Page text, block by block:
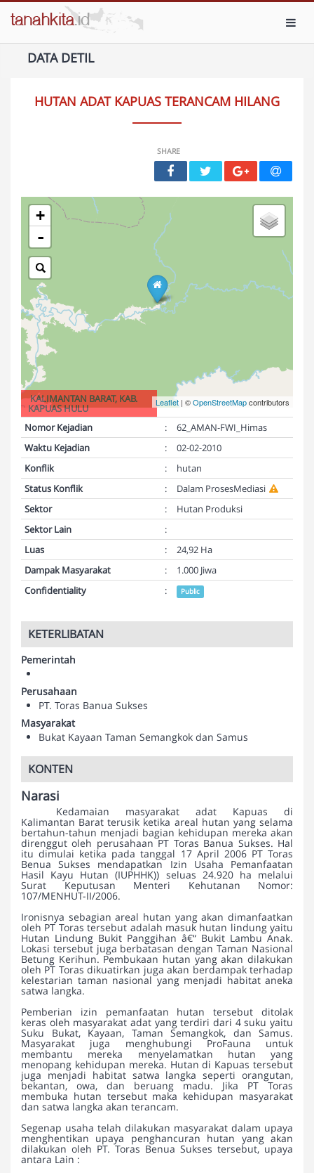
DATA DETIL
HUTAN ADAT KAPUAS TERANCAM HILANG
SHARE
+
-
Leaflet | ©OpenStreetMapcontributors
KALIMANTAN BARAT, KAB.
KAPUAS HULU
Nomor Kejadian
:
62_AMAN-FWI_Himas
Waktu Kejadian
:
02-02-2010
Konflik
:
hutan
Status Konflik
:
Dalam ProsesMediasi
Sektor
:
Hutan Produksi
Sektor Lain
:
Luas
:
24,92 Ha
Dampak Masyarakat
:
1.000 Jiwa
Confidentiality
: Public
KETERLIBATAN
Pemerintah
Perusahaan
PT. Toras Banua Sukses
Masyarakat
Bukat Kayaan Taman Semangkok dan Samus
KONTEN
Narasi
Kedamaian masyarakat adat Kapuas di
Kalimantan Barat terusik ketika areal hutan yang selama
bertahun-tahun menjadi bagian kehidupan mereka akan
direnggut oleh perusahaan PT Toras Banua Sukses. Hal
itu dimulai ketika pada tanggal 17 April 2006 PT Toras
Benua Sukses mendapatkan Izin Usaha Pemanfaatan
Hasil Kayu Hutan (IUPHHK)) seluas 24.920 ha melalui
Surat Keputusan Menteri Kehutanan Nomor:
107/MENHUT-II/2006.
Ironisnya sebagian areal hutan yang akan dimanfaatkan
oleh PT Toras tersebut adalah masuk hutan lindung yaitu
Hutan Lindung Bukit Panggihan â€“ Bukit Lambu Anak.
Lokasi tersebut juga berbatasan dengan Taman Nasional
Betung Kerihun. Pembukaan hutan yang akan dilakukan
oleh PT Toras dikuatirkan juga akan berdampak terhadap
kelestarian taman nasional yang menjadi habitat aneka
satwa langka.
Pemberian izin pemanfaatan hutan tersebut ditolak
keras oleh masyarakat adat yang terdiri dari 4 suku yaitu
Suku Bukat, Kayaan, Taman Semangkok, dan Samus.
Masyarakat juga menghubungi ProFauna untuk
membantu mereka menyelamatkan hutan yang
menopang kehidupan mereka. Hutan di Kapuas tersebut
juga menjadi habitat satwa langka seperti orangutan,
bekantan, owa, dan beruang madu. Jika PT Toras
membuka hutan tersebut maka kehidupan masyarakat
dan satwa langka akan terancam.
Segenap usaha telah dilakukan masyarakat dalam upaya
menghentikan upaya penghancuran hutan yang akan
dilakukan oleh PT. Toras Benua Sukses tersebut, upaya
antara Lain :